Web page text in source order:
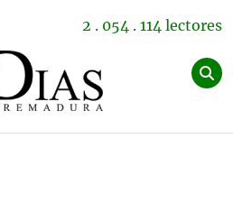
2 . 054 . 114 lectores